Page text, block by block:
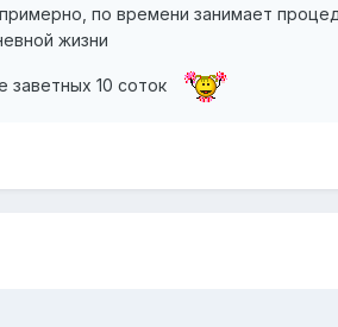
по времени занимает
жизни
заветных 10 соток